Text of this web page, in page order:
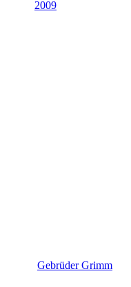
2009
Gebrüder Grimm